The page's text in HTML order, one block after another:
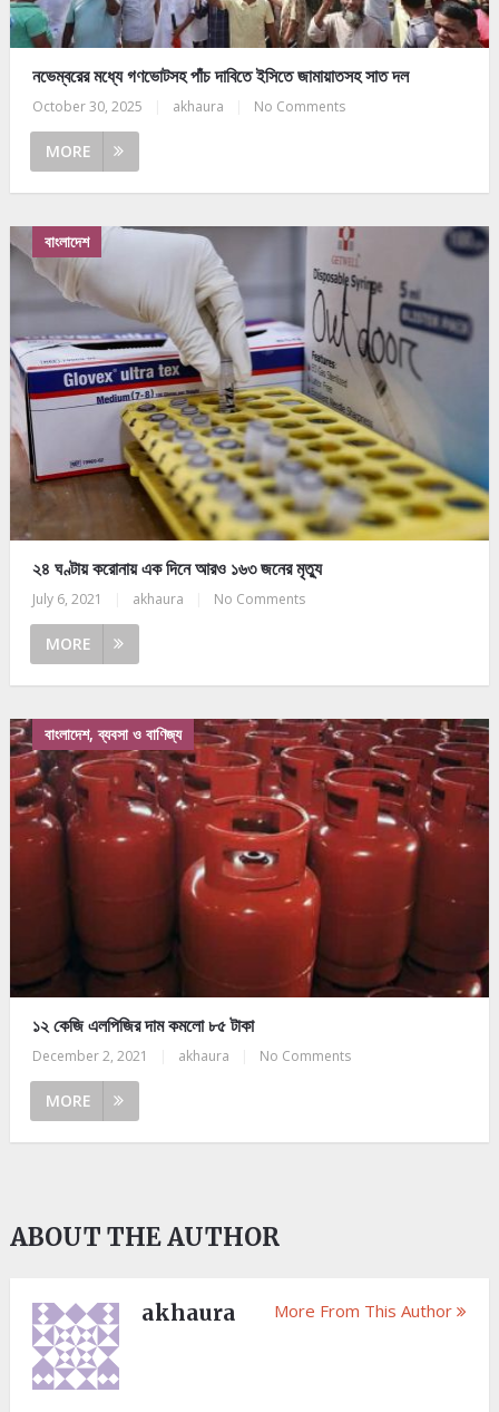
নভেম্বরের মধ্যে গণভোটসহ পাঁচ দাবিতে ইসিতে জামায়াতসহ সাত দল
October 30, 2025 akhaura No Comments
MORE
বাংলাদেশ
২৪ ঘণ্টায় করোনায় এক দিনে আরও ১৬৩ জনের মৃত্যু
July 6, 2021 akhaura No Comments
MORE
বাংলাদেশ, ব্যবসা ও বাণিজ্য
১২ কেজি এলপিজির দাম কমলো ৮৫ টাকা
December 2, 2021 akhaura No Comments
MORE
ABOUT THE AUTHOR
akhaura More From This Author